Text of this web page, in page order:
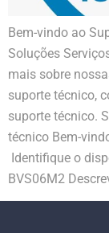
Bem-vindo ao
Soluções
mais sobre
suporte técnico,
suporte técnico.
técnico Bem-
Identifique o
BVS06M2